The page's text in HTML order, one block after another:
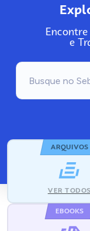
e
ARQUIVOS
VER TODOS
EBOOKS